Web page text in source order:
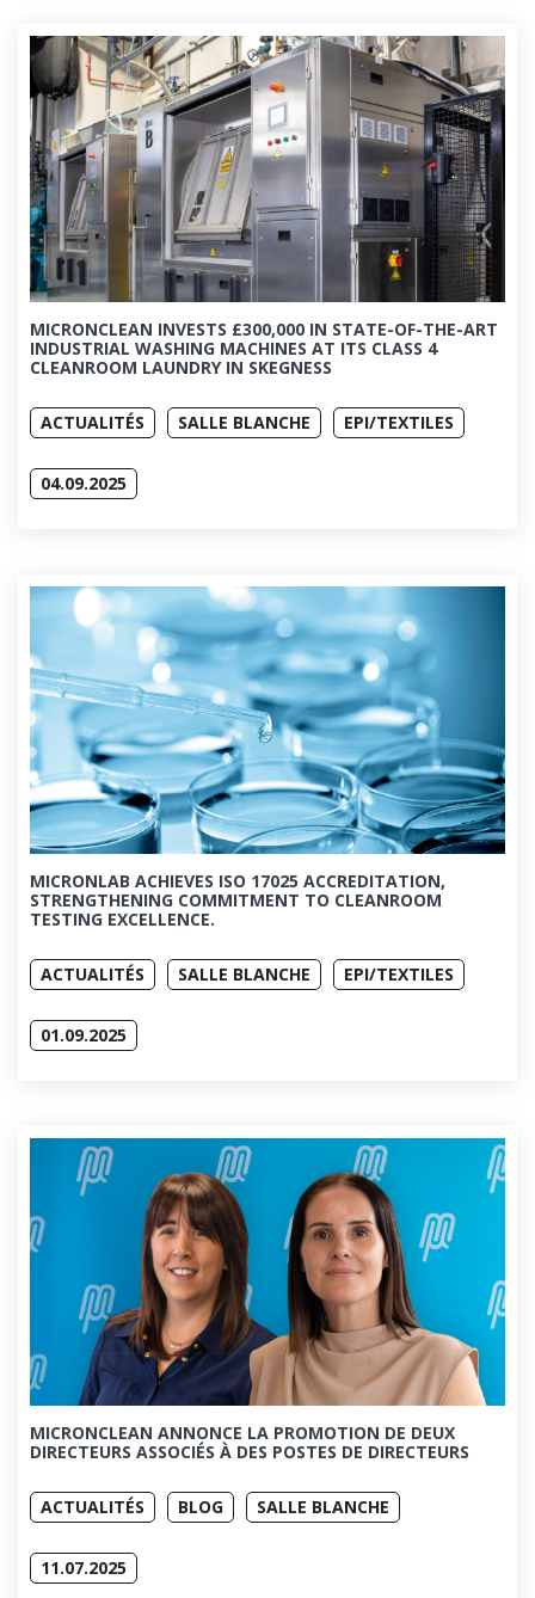
MICRONCLEAN INVESTS £300,000 IN STATE-OF-THE-ART
INDUSTRIAL WASHING MACHINES AT ITS CLASS 4
CLEANROOM LAUNDRY IN SKEGNESS
ACTUALITÉS SALLE BLANCHE EPI/TEXTILES
04.09.2025
MICRONLAB ACHIEVES ISO 17025 ACCREDITATION,
STRENGTHENING COMMITMENT TO CLEANROOM
TESTING EXCELLENCE.
ACTUALITÉS SALLE BLANCHE EPI/TEXTILES
01.09.2025
MICRONCLEAN ANNONCE LA PROMOTION DE DEUX
DIRECTEURS ASSOCIÉS À DES POSTES DE DIRECTEURS
ACTUALITÉS BLOG SALLE BLANCHE
11.07.2025